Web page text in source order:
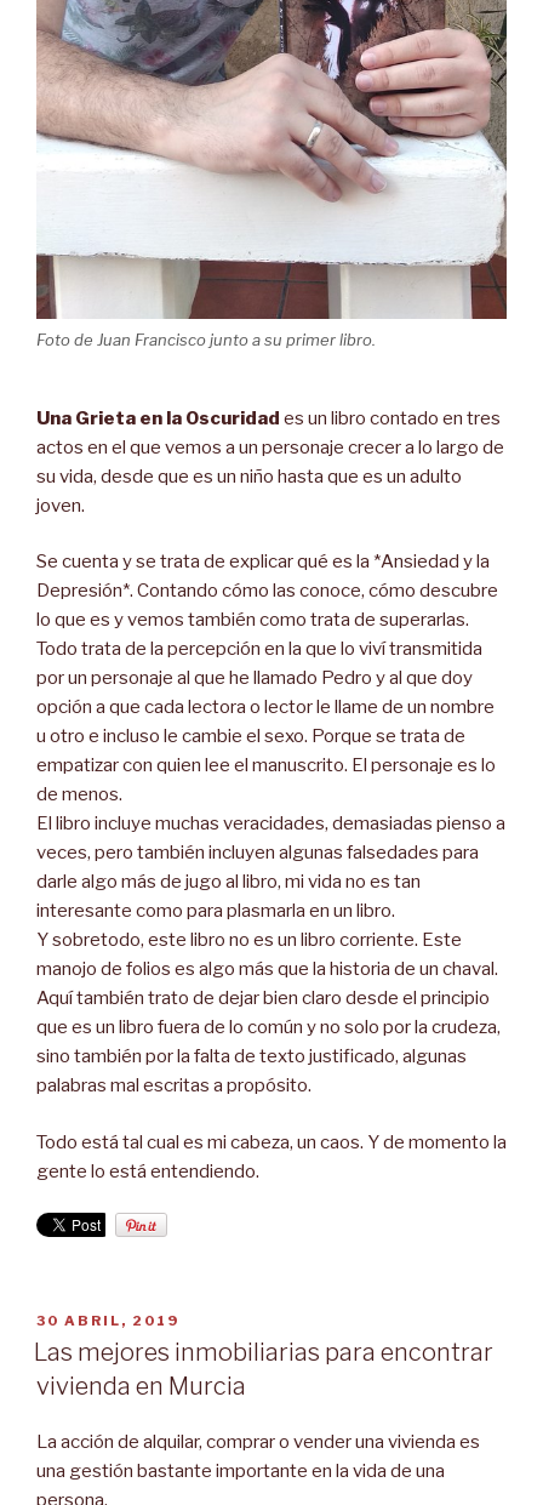
Foto de Juan Francisco junto a su primer libro.
Una Grieta en la Oscuridad es un libro contado en tres
actos en el que vemos a un personaje crecer a lo largo de
su vida, desde que es un niño hasta que es un adulto
joven.
Se cuenta y se trata de explicar qué es la *Ansiedad y la
Depresión*. Contando cómo las conoce, cómo descubre
lo que es y vemos también como trata de superarlas.
Todo trata de la percepción en la que lo viví transmitida
por un personaje al que he llamado Pedro y al que doy
opción a que cada lectora o lector le llame de un nombre
u otro e incluso le cambie el sexo. Porque se trata de
empatizar con quien lee el manuscrito. El personaje es lo
de menos.
El libro incluye muchas veracidades, demasiadas pienso a
veces, pero también incluyen algunas falsedades para
darle algo más de jugo al libro, mi vida no es tan
interesante como para plasmarla en un libro.
Y sobretodo, este libro no es un libro corriente. Este
manojo de folios es algo más que la historia de un chaval.
Aquí también trato de dejar bien claro desde el principio
que es un libro fuera de lo común y no solo por la crudeza,
sino también por la falta de texto justificado, algunas
palabras mal escritas a propósito.
Todo está tal cual es mi cabeza, un caos. Y de momento la
gente lo está entendiendo.
PUBLICADO
EL
30 ABRIL, 2019
Las mejores inmobiliarias para encontrar
vivienda en Murcia
La acción de alquilar, comprar o vender una vivienda es
una gestión bastante importante en la vida de una
persona.